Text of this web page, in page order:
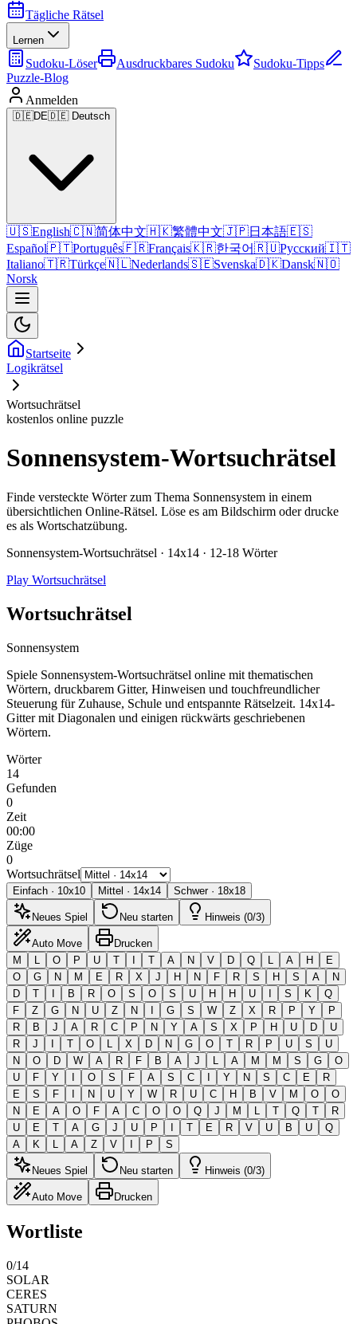
Tägliche Rätsel
Lernen
Sudoku-Löser Ausdruckbares Sudoku
Sudoku-Tipps
Puzzle-Blog
Anmelden
🇩🇪DE🇩🇪 Deutsch
🇺🇸English🇨🇳简体中文🇭🇰繁體中文🇯🇵日本語🇪🇸
Español🇵🇹Português🇫🇷Français🇰🇷한국어🇷🇺Русский🇮🇹
Italiano🇹🇷Türkçe🇳🇱Nederlands🇸🇪Svenska🇩🇰Dansk🇳🇴
Norsk
Startseite
Logikrätsel
Wortsuchrätsel
kostenlos online puzzle
Sonnensystem-Wortsuchrätsel
Finde versteckte Wörter zum Thema Sonnensystem in einem
übersichtlichen Online-Rätsel. Löse es am Bildschirm oder drucke
es als Wortschatzübung.
Sonnensystem-Wortsuchrätsel · 14x14 · 12-18 Wörter
Play Wortsuchrätsel
Wortsuchrätsel
Sonnensystem
Spiele Sonnensystem-Wortsuchrätsel online mit thematischen
Wörtern, druckbarem Gitter, Hinweisen und touchfreundlicher
Steuerung für Zuhause, Schule und entspannte Rätselzeit. 14x14-
Gitter mit Diagonalen und einigen rückwärts geschriebenen
Wörtern.
Wörter
14
Gefunden
0
Zeit
00:00
Züge
0
Wortsuchrätsel
Einfach · 10x10 Mittel · 14x14 Schwer· 18x18
Neues Spiel Neu starten Hinweis (0/3)
Auto Move
Drucken
M
L O P U T I T A N V D Q L A H
E
O
G N M E R X J H N F R S H S A
N
D
T I B R O S O S U H H U I S K
Q
F
Z G N U Z N I G S W Z X R P Y
P
R
B J A R C P N Y A S X P H U D
U
R
J I T O L X D N G O T R P U S
U
N
O D W A R F B A J L A M M S G
O
U
F Y I O S F A S C I Y N S C E
R
E
S F I N U Y W R U C H B V M O
O
N
E A O F A C O O Q J M L T Q T
R
U
E T A G J U P I T E R V U B U
Q
A
K L A Z V I P S
Neues Spiel Neu starten Hinweis (0/3)
Auto Move Drucken
Wortliste
0/14
SOLAR
CERES
SATURN